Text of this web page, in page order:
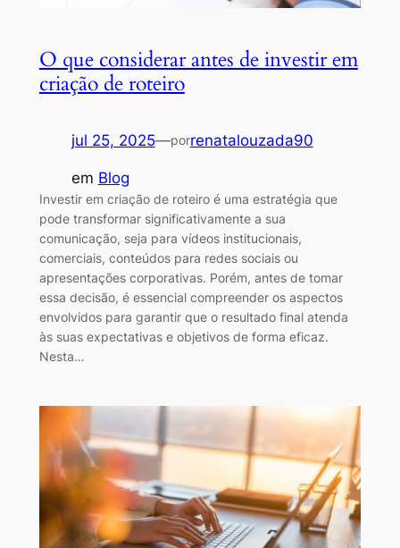
O que considerar antes de investir em
criação de roteiro
jul 25, 2025—porrenatalouzada90
em Blog
Investir em criação de roteiro é uma estratégia que
pode transformar significativamente a sua
comunicação, seja para vídeos institucionais,
comerciais, conteúdos para redes sociais ou
apresentações corporativas. Porém, antes de tomar
essa decisão, é essencial compreender os aspectos
envolvidos para garantir que o resultado final atenda
às suas expectativas e objetivos de forma eficaz.
Nesta…